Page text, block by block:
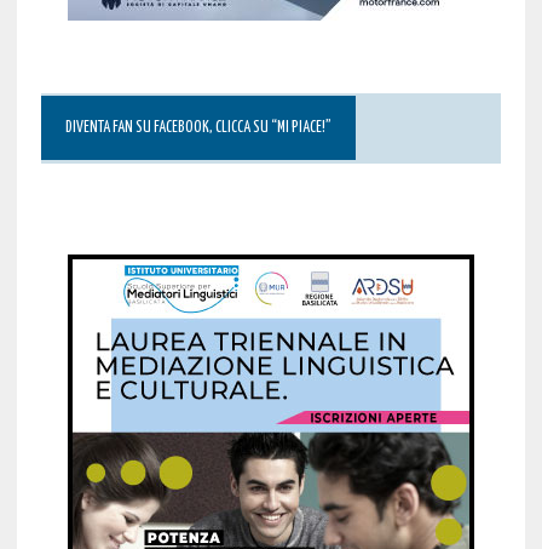
DIVENTA FAN SU FACEBOOK, CLICCA SU “MI PIACE!”